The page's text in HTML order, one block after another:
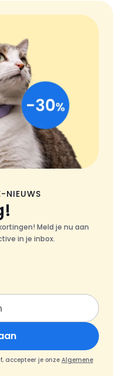
NIEUWS
Meld je nu aan
in je inbox.
accepteer je onze Algemene